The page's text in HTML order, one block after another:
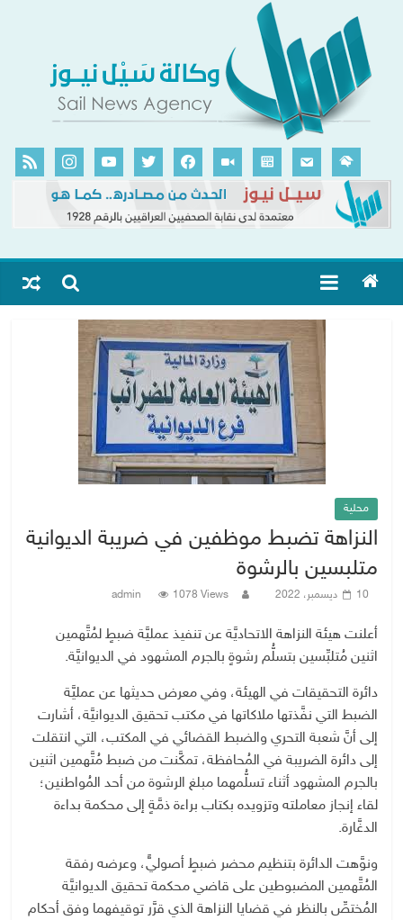
محلية
النزاهة تضبط موظفين في ضريبة الديوانية
متلبسين بالرشوة
10 ديسمبر، 2022 admin 1078 Views
أعلنت هيئة النزاهة الاتحاديَّة عن تنفيذ عمليَّة ضبطٍ لمُتَّهمين
اثنين مُتلبِّسين بتسلُّم رشوةٍ بالجرم المشهود في الديوانيَّة.
دائرة التحقيقات في الهيئة، وفي معرض حديثها عن عمليَّة
الضبط التي نفَّذتها ملاكاتها في مكتب تحقيق الديوانيَّة، أشارت
إلى أنَّ شعبة التحري والضبط القضائي في المكتب، التي انتقلت
إلى دائرة الضريبة في المُحافظة، تمكَّنت من ضبط مُتَّهمين اثنين
بالجرم المشهود أثناء تسلُّمهما مبلغ الرشوة من أحد المُواطنين؛
لقاء إنجاز معاملته وتزويده بكتاب براءة ذمَّةٍ إلى محكمة بداءة
الدغَّارة.
ونوَّهت الدائرة بتنظيم محضر ضبطٍ أصوليٍّ، وعرضه رفقة
المُتَّهمين المضبوطين على قاضي محكمة تحقيق الديوانيَّة
المُختصِّ بالنظر في قضايا النزاهة الذي قرَّر توقيفهما وفق أحكام